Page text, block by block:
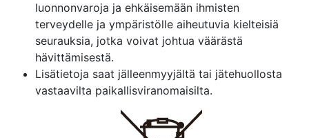
luonnonvaroja ja ehkäisemään ihmisten
terveydelle ja ympäristölle aiheutuvia kielteisiä
seurauksia, jotka voivat johtua väärästä
hävittämisestä.
Lisätietoja saat jälleenmyyjältä tai jätehuollosta
vastaavilta paikallisviranomaisilta.